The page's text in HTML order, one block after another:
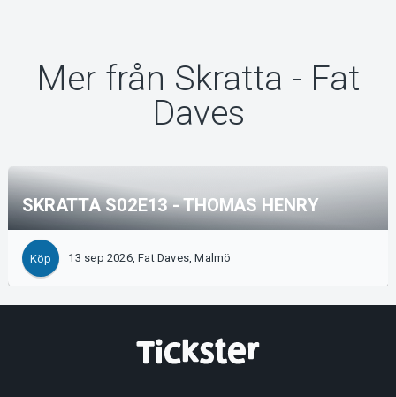
Mer från Skratta - Fat
Daves
SKRATTA S02E13 - THOMAS HENRY
Köp 13 sep 2026, Fat Daves, Malmö